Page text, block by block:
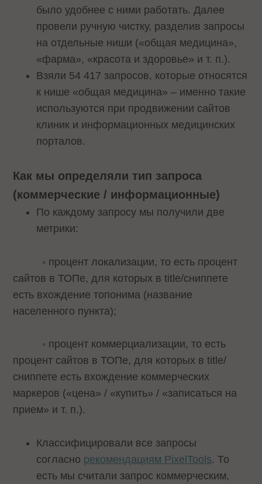
было удобнее с ними работать. Далее
провели ручную чистку, разделив запросы
на отдельные ниши («общая медицина»,
«фарма», «красота и здоровье» и т. п.).
Взяли 54 417 запросов, которые относятся
к нише «общая медицина» – именно такие
используются при продвижении сайтов
клиник и информационных медицинских
порталов.
Как мы определяли тип запроса
(коммерческие / информационные)
По каждому запросу мы получили две
метрики:
◦ процент локализации, то есть процент
сайтов в ТОПе, для которых в title/сниппете
есть вхождение топонима (название
населенного пункта);
◦ процент коммерциализации, то есть
процент сайтов в ТОПе, для которых в title/
сниппете есть вхождение коммерческих
маркеров («цена» / «купить» / «записаться на
прием» и т. п.).
Классифицировали все запросы
согласно рекомендациям PixelTools. То
есть мы считали запрос коммерческим,